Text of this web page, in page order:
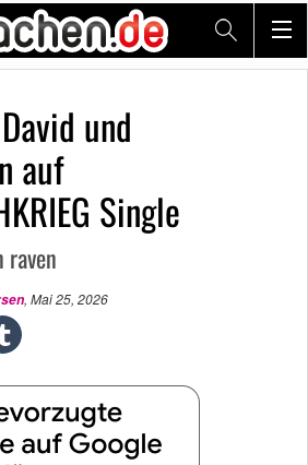
und
auf
Single
raven
, Mai 25, 2026